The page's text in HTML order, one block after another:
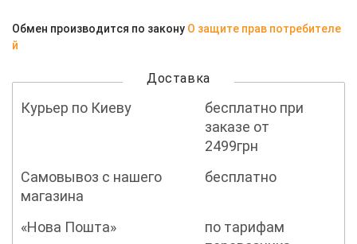
Обмен производится по закону О защите прав потребителе
й
Доставка
Курьер по Киеву
бесплатно при
заказе от
2499грн
Самовывоз с нашего
магазина
бесплатно
«Нова Пошта»
по тарифам